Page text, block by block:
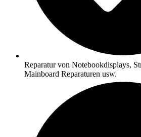
Reparatur von Notebookdisplays,
Mainboard Reparaturen usw.